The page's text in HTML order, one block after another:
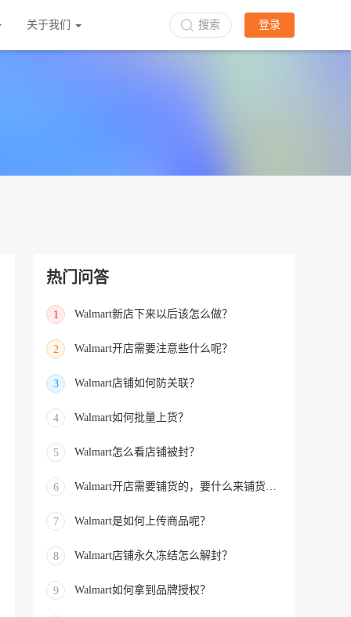
关于我们 搜索 登录
热门问答
1 Walmart新店下来以后该怎么做？
2 Walmart开店需要注意些什么呢？
3 Walmart店铺如何防关联？
4 Walmart如何批量上货？
5 Walmart怎么看店铺被封？
6
7 Walmart是如何上传商品呢？
8 Walmart店铺永久冻结怎么解封？
9 Walmart如何拿到品牌授权？